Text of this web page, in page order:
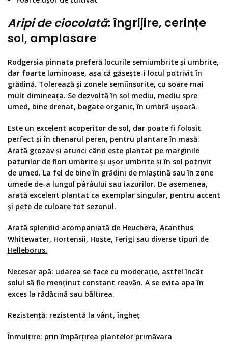
Aripi de ciocolată: îngrijire, cerințe
sol, amplasare
Rodgersia pinnata preferă locurile semiumbrite și umbrite,
dar foarte luminoase, așa că găsește-i locul potrivit în
grădină. Tolerează și zonele semiînsorite, cu soare mai
mult dimineața. Se dezvoltă în sol mediu, mediu spre
umed, bine drenat, bogate organic, în umbră ușoară.
Este un excelent acoperitor de sol, dar poate fi folosit
perfect și în chenarul peren, pentru plantare în masă.
Arată grozav și atunci când este plantat pe marginile
paturilor de flori umbrite și ușor umbrite și în sol potrivit
de umed. La fel de bine în grădini de mlaștină sau în zone
umede de-a lungul pârâului sau iazurilor. De asemenea,
arată excelent plantat ca exemplar singular, pentru accent
și pete de culoare tot sezonul.
Arată splendid acompaniată de Heuchera, Acanthus
Whitewater, Hortensii, Hoste, Ferigi sau diverse tipuri de
Helleborus.
Necesar apă: udarea se face cu moderație, astfel încât
solul să fie menținut constant reavăn. A se evita apa în
exces la rădăcină sau băltirea.
Rezistență: rezistentă la vânt, îngheț
Înmulțire: prin împărțirea plantelor primăvara